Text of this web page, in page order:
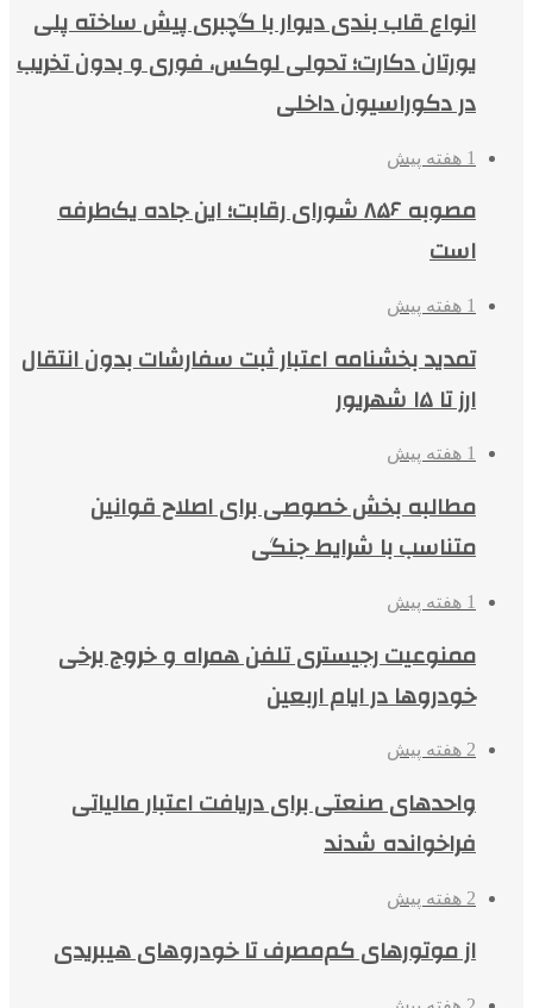
انواع قاب بندی دیوار با گچبری پیش ساخته پلی
یورتان دکارت؛ تحولی لوکس، فوری و بدون تخریب
در دکوراسیون داخلی
1 هفته پیش
مصوبه ۸۵۶ شورای رقابت؛ این جاده یک‌طرفه
است
1 هفته پیش
تمدید بخشنامه اعتبار ثبت سفارشات بدون انتقال
ارز تا ۱۵ شهریور
1 هفته پیش
مطالبه بخش خصوصی برای اصلاح قوانین
متناسب با شرایط جنگی
1 هفته پیش
ممنوعیت رجیستری تلفن همراه و خروج برخی
خودروها در ایام اربعین
2 هفته پیش
واحدهای صنعتی برای دریافت اعتبار مالیاتی
فراخوانده شدند
2 هفته پیش
از موتورهای کم‌مصرف تا خودروهای هیبریدی